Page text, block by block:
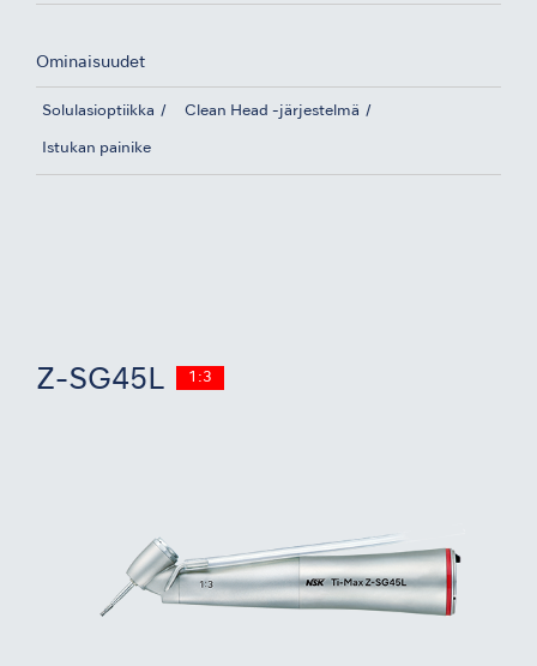
Ominaisuudet
Solulasioptiikka Clean Head -järjestelmä
Istukan painike
Z-SG45L 1:3